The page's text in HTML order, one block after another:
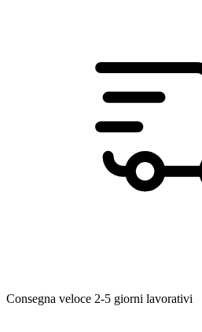
Consegna veloce 2-5 giorni lavorativi